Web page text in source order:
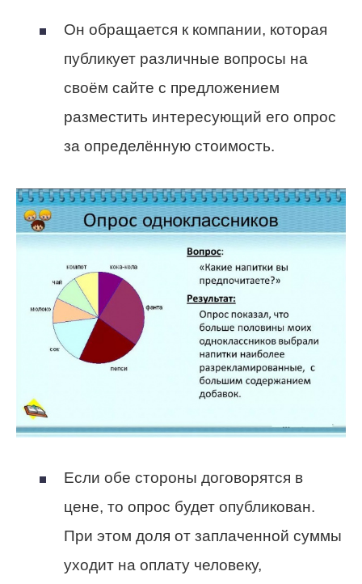
Он обращается к компании, которая
публикует различные вопросы на
своём сайте с предложением
разместить интересующий его опрос
за определённую стоимость.
Если обе стороны договорятся в
цене, то опрос будет опубликован.
При этом доля от заплаченной суммы
уходит на оплату человеку,